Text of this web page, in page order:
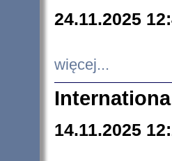
24.11.2025
więcej...
14.11.2025